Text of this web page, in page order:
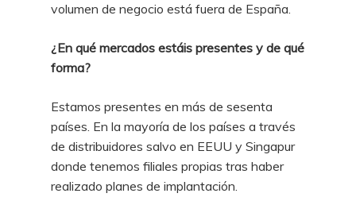
volumen de negocio está fuera de España.
¿En qué mercados estáis presentes y de qué
forma?
Estamos presentes en más de sesenta
países. En la mayoría de los países a través
de distribuidores salvo en EEUU y Singapur
donde tenemos filiales propias tras haber
realizado planes de implantación.